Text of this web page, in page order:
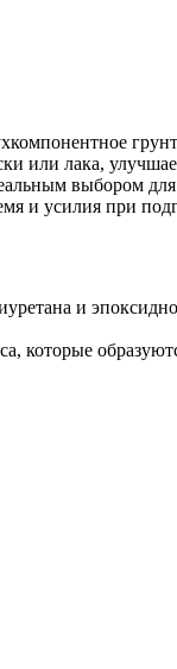
или лака,
выбором
и усилия при
и
которые